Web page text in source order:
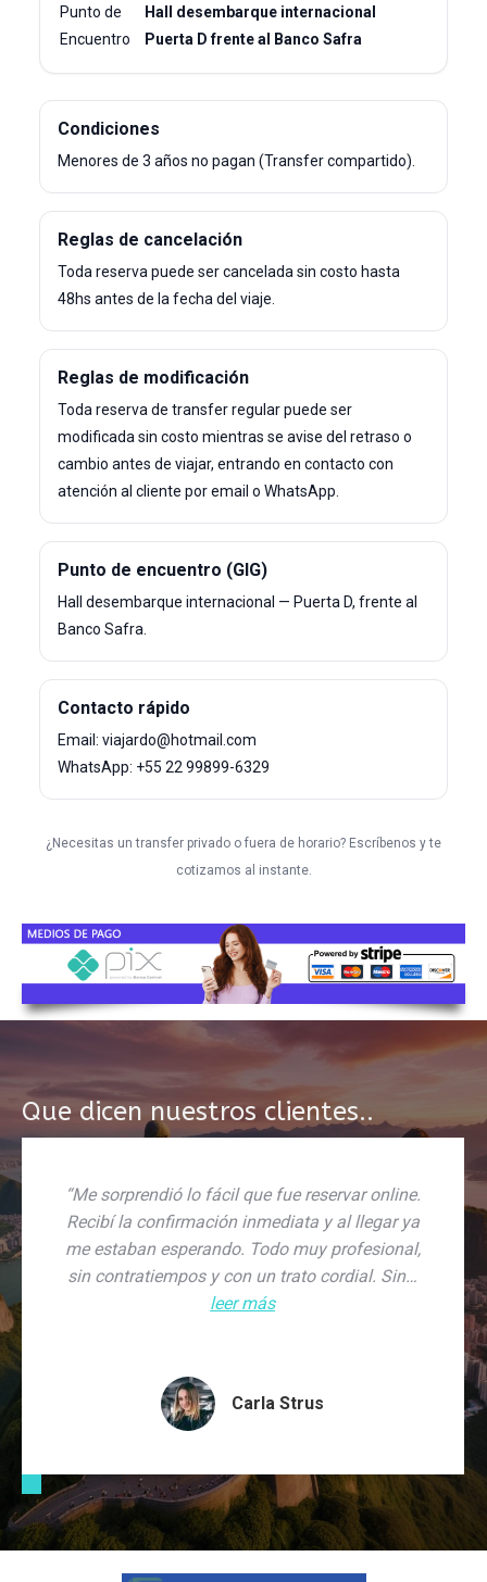
Punto de
Encuentro
Hall desembarque internacional
Puerta D frente al Banco Safra
Condiciones
Menores de 3 años no pagan (Transfer compartido).
Reglas de cancelación
Toda reserva puede ser cancelada sin costo hasta
48hs antes de la fecha del viaje.
Reglas de modificación
Toda reserva de transfer regular puede ser
modificada sin costo mientras se avise del retraso o
cambio antes de viajar, entrando en contacto con
atención al cliente por email o WhatsApp.
Punto de encuentro (GIG)
Hall desembarque internacional — Puerta D, frente al
Banco Safra.
Contacto rápido
Email: viajardo@hotmail.com
WhatsApp: +55 22 99899-6329
¿Necesitas un transfer privado o fuera de horario? Escríbenos y te
cotizamos al instante.
Que dicen nuestros clientes..
Carla Strus
“Me sorprendió lo fácil que fue reservar online.
Recibí la confirmación inmediata y al llegar ya
me estaban esperando. Todo muy profesional,
sin contratiempos y con un trato cordial. Sin…
leer más